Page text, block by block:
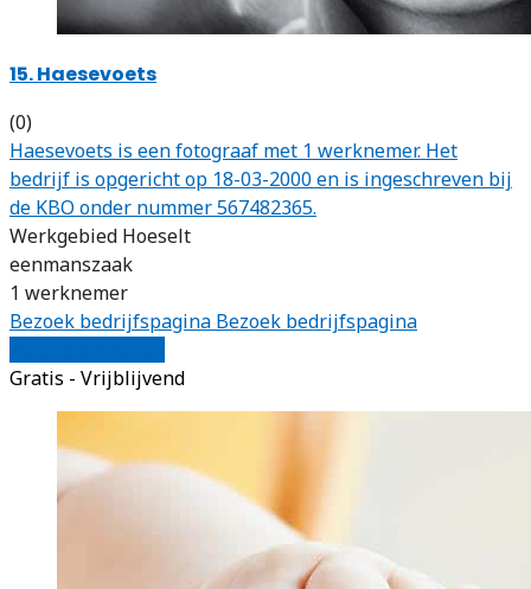
15. Haesevoets
(0)
Haesevoets is een fotograaf met 1 werknemer. Het
bedrijf is opgericht op 18-03-2000 en is ingeschreven bij
de KBO onder nummer 567482365.
Werkgebied Hoeselt
eenmanszaak
1 werknemer
Bezoek bedrijfspagina Bezoek bedrijfspagina
Gratis - Vrijblijvend